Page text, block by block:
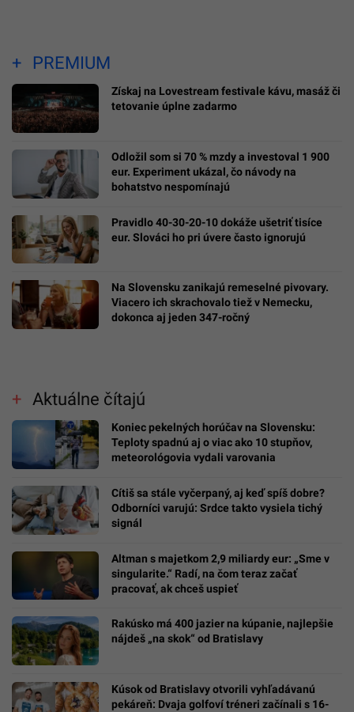
PREMIUM
Získaj na Lovestream festivale kávu, masáž či
tetovanie úplne zadarmo
Odložil som si 70 % mzdy a investoval 1 900
eur. Experiment ukázal, čo návody na
bohatstvo nespomínajú
Pravidlo 40-30-20-10 dokáže ušetriť tisíce
eur. Slováci ho pri úvere často ignorujú
Na Slovensku zanikajú remeselné pivovary.
Viacero ich skrachovalo tiež v Nemecku,
dokonca aj jeden 347-ročný
Aktuálne čítajú
Koniec pekelných horúčav na Slovensku:
Teploty spadnú aj o viac ako 10 stupňov,
meteorológovia vydali varovania
Cítiš sa stále vyčerpaný, aj keď spíš dobre?
Odborníci varujú: Srdce takto vysiela tichý
signál
Altman s majetkom 2,9 miliardy eur: „Sme v
singularite.“ Radí, na čom teraz začať
pracovať, ak chceš uspieť
Rakúsko má 400 jazier na kúpanie, najlepšie
nájdeš „na skok“ od Bratislavy
Kúsok od Bratislavy otvorili vyhľadávanú
pekáreň: Dvaja golfoví tréneri začínali s 16-